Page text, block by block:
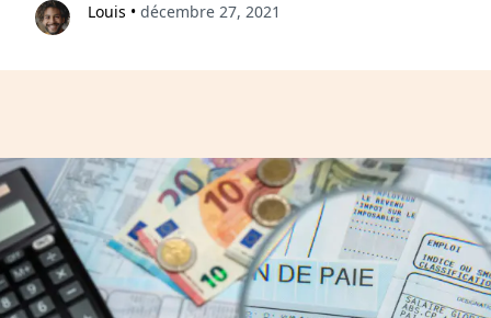
Louis • décembre 27, 2021